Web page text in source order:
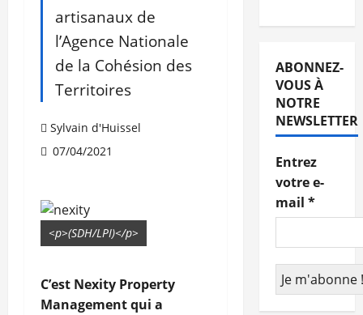
artisanaux de
l’Agence Nationale
de la Cohésion des
Territoires
Sylvain d'Huissel
07/04/2021
<p>(SDH/LPI)</p>
C’est Nexity Property
Management qui a
ABONNEZ-
VOUS À
NOTRE
NEWSLETTER
Entrez
votre e-
mail *